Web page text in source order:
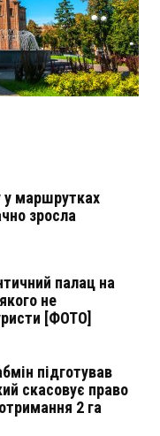
у маршрутках
зросла
палац на
не
[ФОТО]
підготував
скасовує право
2 га